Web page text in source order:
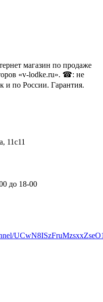
магазин по продаже
«v-lodke.ru». ☎: не
и по России. Гарантия.
11с11
до 18-00